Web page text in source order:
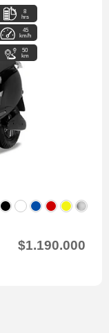
8
hrs
45
km/h
50
km
$1.190.000